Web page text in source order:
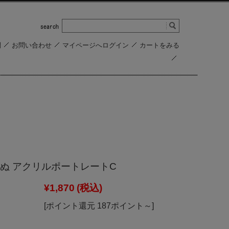
お問い合わせ マイページへログイン カートをみる
アクリルポートレートC
¥1,870 (税込)
[ポイント還元 187ポイント～]